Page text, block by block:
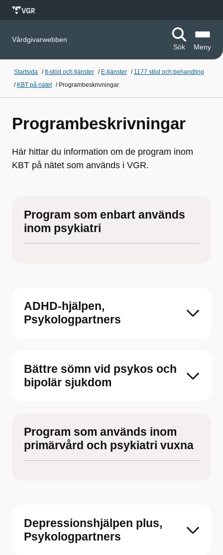
Vårdgivarwebben
Sök
Meny
Startsida / It-stöd och tjänster / E-tjänster / 1177 stöd och behandling
/ KBT på nätet / Programbeskrivningar
Programbeskrivningar
Här hittar du information om de program inom
KBT på nätet som används i VGR.
Program som enbart används
inom psykiatri
ADHD-hjälpen,
Psykologpartners
Bättre sömn vid psykos och
bipolär sjukdom
Program som används inom
primärvård och psykiatri vuxna
Depressionshjälpen plus,
Psykologpartners